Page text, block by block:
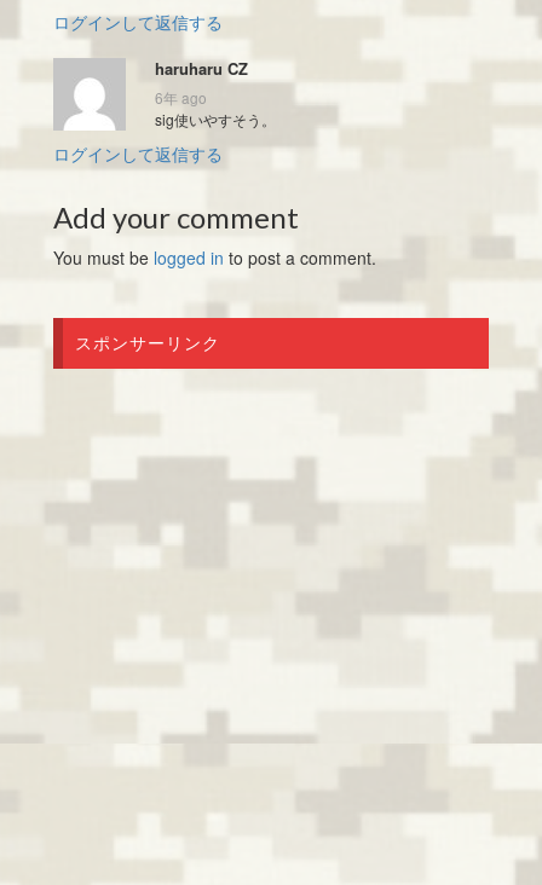
ログインして返信する
haruharu CZ
6年 ago
sig使いやすそう。
ログインして返信する
Add your comment
You must be logged in to post a comment.
スポンサーリンク